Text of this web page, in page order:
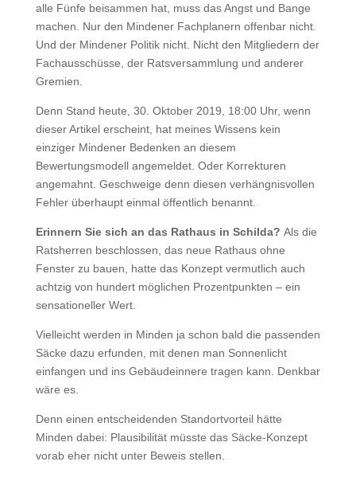
alle Fünfe beisammen hat, muss das Angst und Bange
machen. Nur den Mindener Fachplanern offenbar nicht.
Und der Mindener Politik nicht. Nicht den Mitgliedern der
Fachausschüsse, der Ratsversammlung und anderer
Gremien.
Denn Stand heute, 30. Oktober 2019, 18:00 Uhr, wenn
dieser Artikel erscheint, hat meines Wissens kein
einziger Mindener Bedenken an diesem
Bewertungsmodell angemeldet. Oder Korrekturen
angemahnt. Geschweige denn diesen verhängnisvollen
Fehler überhaupt einmal öffentlich benannt.
Erinnern Sie sich an das Rathaus in Schilda? Als die
Ratsherren beschlossen, das neue Rathaus ohne
Fenster zu bauen, hatte das Konzept vermutlich auch
achtzig von hundert möglichen Prozentpunkten – ein
sensationeller Wert.
Vielleicht werden in Minden ja schon bald die passenden
Säcke dazu erfunden, mit denen man Sonnenlicht
einfangen und ins Gebäudeinnere tragen kann. Denkbar
wäre es.
Denn einen entscheidenden Standortvorteil hätte
Minden dabei: Plausibilität müsste das Säcke-Konzept
vorab eher nicht unter Beweis stellen.